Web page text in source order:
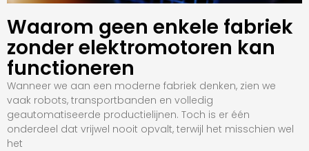
Waarom geen enkele fabriek
zonder elektromotoren kan
functioneren
Wanneer we aan een moderne fabriek denken, zien we
vaak robots, transportbanden en volledig
geautomatiseerde productielijnen. Toch is er één
onderdeel dat vrijwel nooit opvalt, terwijl het misschien wel
het